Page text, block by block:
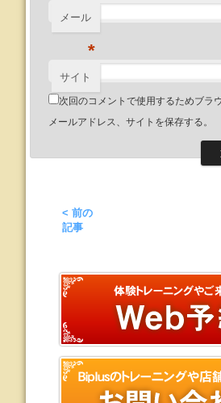
メール
*
サイト
次回のコメントで使用するためブラ
メールアドレス、サイトを保存する。
< 前の
記事